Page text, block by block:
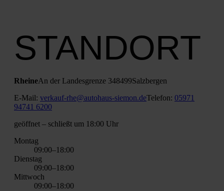
STANDORT
Rhei­neAn der Lan­des­gren­ze 348499Salz­ber­gen
E‑Mail: verkauf-rhe@autohaus-siemon.deTele­fon: 05971
94741 6200
geöff­net – schließt um 18:00 Uhr
Mon­tag
09:00–18:00
Diens­tag
09:00–18:00
Mitt­woch
09:00–18:00